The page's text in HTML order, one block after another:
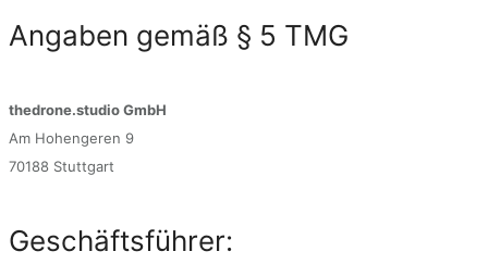
Angaben gemäß § 5 TMG
thedrone.studio GmbH
Am Hohengeren 9
70188 Stuttgart
Geschäftsführer: